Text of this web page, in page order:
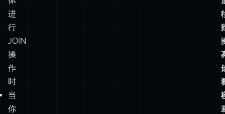
操
作
时
当
你
需
要
强